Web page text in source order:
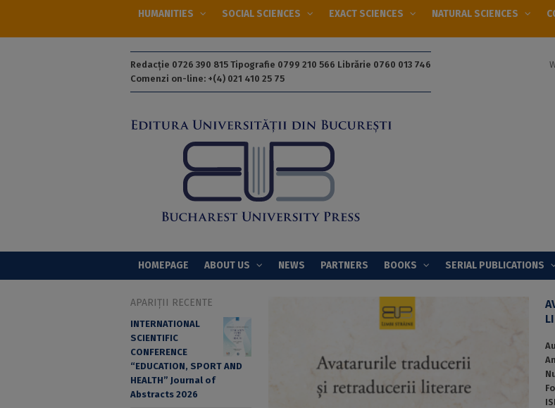
HUMANITIES SOCIAL SCIENCES EXACT SCIENCES NATURAL SCIENCES
Redacție 0726 390 815 Tipografie 0799 210 566 Librărie 0760 013 746
Comenzi on-line: +(4) 021 410 25 75
HOMEPAGE ABOUT US NEWS PARTNERS BOOKS SERIAL PUBLICATIONS
APARIȚII RECENTE
INTERNATIONAL
SCIENTIFIC
CONFERENCE
“EDUCATION, SPORT AND
HEALTH” Journal of
Abstracts 2026